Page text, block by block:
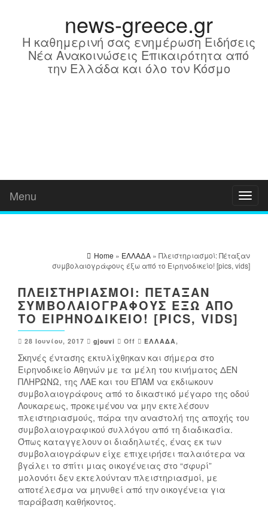
news-greece.gr
Η καθημερινή σας ενημέρωση Ειδήσεις
Νέα Ανακοινώσεις Επικαιρότητα από
την Ελλάδα και όλο τον Κόσμο
Menu
Home » ΕΛΛΑΔΑ » Πλειστηριασμοί: Πέταξαν
συμβολαιογράφους έξω από το Ειρηνοδικείο! [pics, vids]
ΠΛΕΙΣΤΗΡΙΑΣΜΟΊ: ΠΈΤΑΞΑΝ
ΣΥΜΒΟΛΑΙΟΓΡΆΦΟΥΣ ΈΞΩ ΑΠΌ
ΤΟ ΕΙΡΗΝΟΔΙΚΕΊΟ! [PICS, VIDS]
28 Ιουνίου, 2017 gjouvi Off ΕΛΛΑΔΑ,
Σκηνές έντασης εκτυλίχθηκαν και σήμερα στο
Ειρηνοδικείο Αθηνών με τα μέλη του κινήματος ΔΕΝ
ΠΛΗΡΩΝΩ, της ΛΑΕ και του ΕΠΑΜ να εκδιωκουν
συμβολαιογράφους από το δικαστικό μέγαρο της οδού
Λουκαρεως, προκειμένου να μην εκτελέσουν
πλειστηριασμούς, πάρα την αναστολή της αποχής του
συμβολαιογραφικού συλλόγου από τη διαδικασία.
Όπως καταγγελουν οι διαδηλωτές, ένας εκ των
συμβολαιογράφων είχε επιχειρήσει παλαιότερα να
βγάλει το σπίτι μιας οικογένειας στο “σφυρί”
μολονότι δεν εκτελούνταν πλειστηριασμοί, με
αποτέλεσμα να μηνυθεί από την οικογένεια για
παράβαση καθήκοντος.